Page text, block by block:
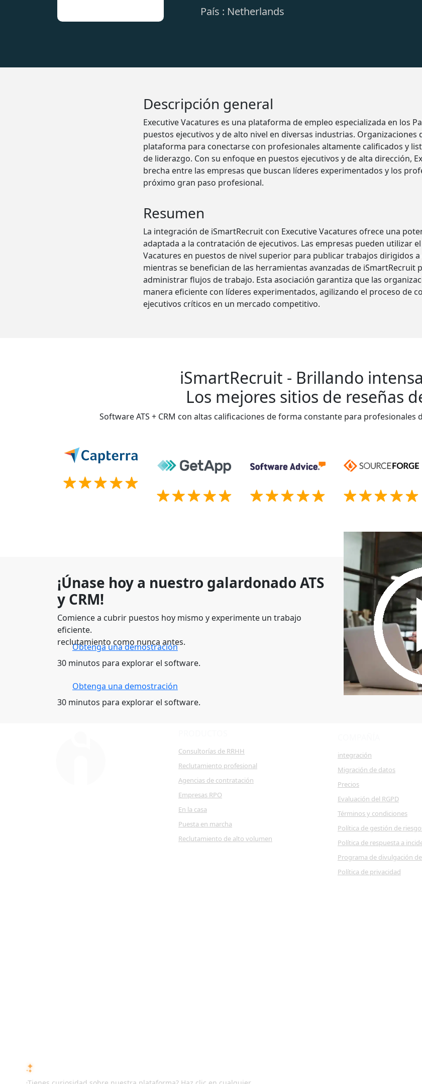
País : Netherlands
Descripción general
Executive Vacatures es una plataforma de empleo especializada en los
puestos ejecutivos y de alto nivel en diversas industrias. Organizaciones
plataforma para conectarse con profesionales altamente calificados y
de liderazgo. Con su enfoque en puestos ejecutivos y de alta dirección,
brecha entre las empresas que buscan líderes experimentados y los
próximo gran paso profesional.
Resumen
La integración de iSmartRecruit con Executive Vacatures ofrece una
adaptada a la contratación de ejecutivos. Las empresas pueden utilizar
Vacatures en puestos de nivel superior para publicar trabajos dirigidos
mientras se benefician de las herramientas avanzadas de iSmartRecruit
administrar flujos de trabajo. Esta asociación garantiza que las
manera eficiente con líderes experimentados, agilizando el proceso de
ejecutivos críticos en un mercado competitivo.
iSmartRecruit - Brillando
Los mejores sitios de reseñas
Software ATS + CRM con altas calificaciones de forma constante para
¡Únase hoy a nuestro galardonado ATS
y CRM!
Comience a cubrir puestos hoy mismo y experimente un trabajo
eficiente.
reclutamiento como nunca antes.
Obtenga una demostración
30 minutos para explorar el software.
Obtenga una demostración
30 minutos para explorar el software.
Consultorías de RRHH
Reclutamiento profesional
Agencias de contratación
Empresas RPO
En la casa
Puesta en marcha
Reclutamiento de alto volumen
integración
Migración de datos
Precios
Evaluación del RGPD
Términos y condiciones
Política de gestión de
Política de respuesta a
Programa de divulgación
Política de privacidad